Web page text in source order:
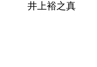
井上裕之真